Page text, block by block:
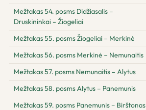
Mežtakas 54. posms Didžiasalis –
Druskininkai – Žiogeliai
Mežtakas 55. posms Žiogeliai – Merkinė
Mežtakas 56. posms Merkinė – Nemunaitis
Mežtakas 57. posms Nemunaitis – Alytus
Mežtakas 58. posms Alytus – Panemunis
Mežtakas 59. posms Panemunis – Birštonas